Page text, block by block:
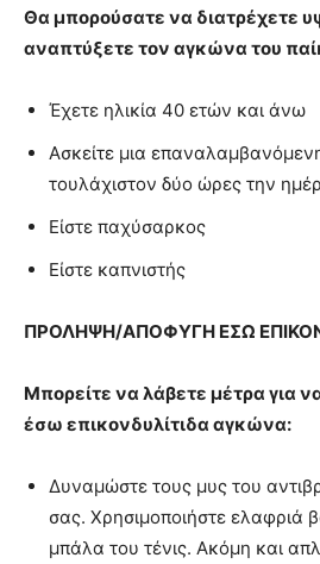
Θα μπορούσατε να διατρέχετε
αναπτύξετε τον αγκώνα του
Έχετε ηλικία 40 ετών και άνω
Ασκείτε μια
τουλάχιστον δύο ώρες την
Είστε παχύσαρκος
Είστε καπνιστής
ΠΡΟΛΗΨΗ/ΑΠΟΦΥΓΗ ΕΣΩ
Μπορείτε να λάβετε μέτρα για
έσω επικονδυλίτιδα αγκώνα:
Δυναμώστε τους μυς του
σας. Χρησιμοποιήστε ελαφριά
μπάλα του τένις. Ακόμη και